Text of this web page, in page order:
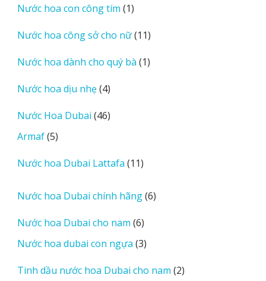
Nước hoa con công tím 11
phẩm
Nước hoa công sở cho nữ 1111
phẩm
Nước hoa dành cho quý bà 11
Nước hoa dịu nhẹ 44
phẩm
Nước Hoa Dubai 4646
Armaf 55
phẩm
Nước hoa Dubai Lattafa 1111
phẩm
Nước hoa Dubai chính hãng 66
Nước hoa Dubai cho nam 66
sản
phẩm
Nước hoa dubai con ngựa 33
phẩm
Tinh dầu nước hoa Dubai cho nam 22